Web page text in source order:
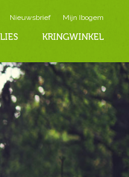
Nieuwsbrief Mijn Ibogem
KRINGWINKEL